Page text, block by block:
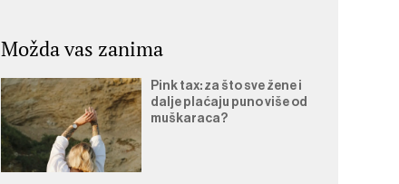
Možda vas zanima
Pink tax: za što sve žene i
dalje plaćaju puno više od
muškaraca?